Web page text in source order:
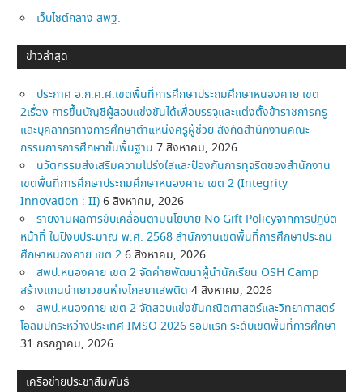
เว็บไซต์กลาง สพฐ.
ข่าวล่าสุด
ประกาศ อ.ก.ค.ศ.เขตพื้นที่การศึกษาประถมศึกษาหนองคาย เขต
2เรื่อง การขึ้นบัญชีผู้สอบแข่งขันได้เพื่อบรรจุและแต่งตั้งข้าราชการครู
และบุคลากรทางการศึกษาตำแหน่งครูผู้ช่วย สังกัดสำนักงานคณะ
กรรมการการศึกษาขั้นพื้นฐาน 7 สิงหาคม, 2026
นวัตกรรมส่งเสริมความโปร่งใสและป้องกันการทุจริตของสำนักงาน
เขตพื้นที่การศึกษาประถมศึกษาหนองคาย เขต 2 (Integrity
Innovation : II) 6 สิงหาคม, 2026
รายงานผลการขับเคลื่อนตามนโยบาย No Gift Policyจากการปฏิบัติ
หน้าที่ ในปีงบประมาณ พ.ศ. 2568 สำนักงานเขตพื้นที่การศึกษาประถม
ศึกษาหนองคาย เขต 2 6 สิงหาคม, 2026
สพป.หนองคาย เขต 2 จัดค่ายพัฒนาผู้นำนักเรียน OSH Camp
สร้างแกนนำเยาวชนห่างไกลยาเสพติด 4 สิงหาคม, 2026
สพป.หนองคาย เขต 2 จัดสอบแข่งขันคณิตศาสตร์และวิทยาศาสตร์
โอลิมปิกระหว่างประเทศ IMSO 2026 รอบแรก ระดับเขตพื้นที่การศึกษา
31 กรกฎาคม, 2026
เครือข่ายประชาสัมพันธ์